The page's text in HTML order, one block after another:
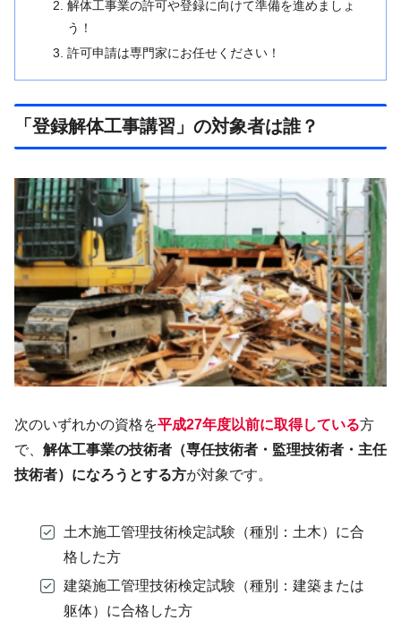
解体工事業の許可や登録に向けて準備を進めましょ
う！
許可申請は専門家にお任せください！
「登録解体工事講習」の対象者は誰？
次のいずれかの資格を平成27年度以前に取得している方
で、 解体工事業の技術者（専任技術者・監理技術者・主任
技術者）になろうとする方が対象です。
土木施工管理技術検定試験（種別：土木）に合
格した方
建築施工管理技術検定試験（種別：建築または
躯体）に合格した方